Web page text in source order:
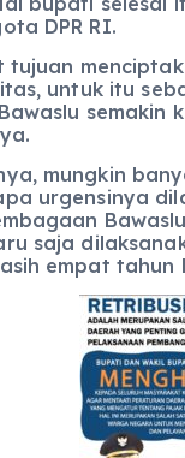
DPR RI.
tujuan
untuk itu
semakin
mungkin
urgensinya
saja
empat tahun